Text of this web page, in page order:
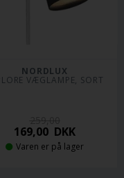
NORDLUX
VÆGLAMPE, SORT
169,00 DKK
Varen er på lager